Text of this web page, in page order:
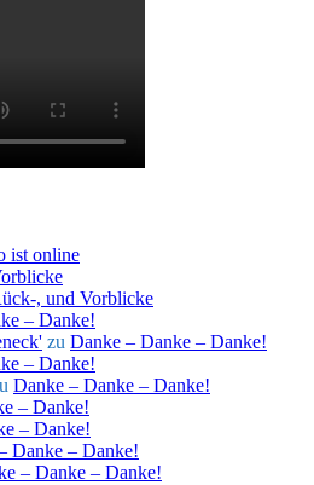
ist online
, und Vorblicke
– Danke!
zu Danke – Danke – Danke!
– Danke!
Danke – Danke – Danke!
– Danke!
– Danke!
Danke – Danke!
– Danke – Danke!